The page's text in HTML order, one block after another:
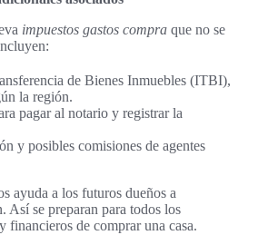
impuestos gastos compra que no se
de Bienes Inmuebles (ITBI),
la región.
pagar al notario y registrar la
y posibles comisiones de agentes
ayuda a los futuros dueños a
Así se preparan para todos los
financieros de comprar una casa.